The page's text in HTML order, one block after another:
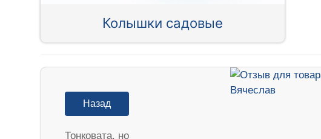
Колышки садовые
Назад
Тонковата, но